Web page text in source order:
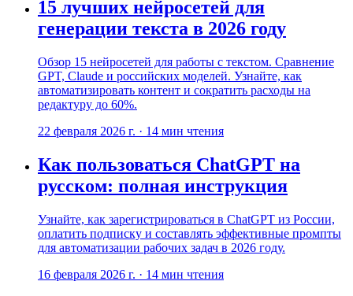
15 лучших нейросетей для
генерации текста в 2026 году
Обзор 15 нейросетей для работы с текстом. Сравнение
GPT, Claude и российских моделей. Узнайте, как
автоматизировать контент и сократить расходы на
редактуру до 60%.
22 февраля 2026 г. · 14 мин чтения
Как пользоваться ChatGPT на
русском: полная инструкция
Узнайте, как зарегистрироваться в ChatGPT из России,
оплатить подписку и составлять эффективные промпты
для автоматизации рабочих задач в 2026 году.
16 февраля 2026 г. · 14 мин чтения